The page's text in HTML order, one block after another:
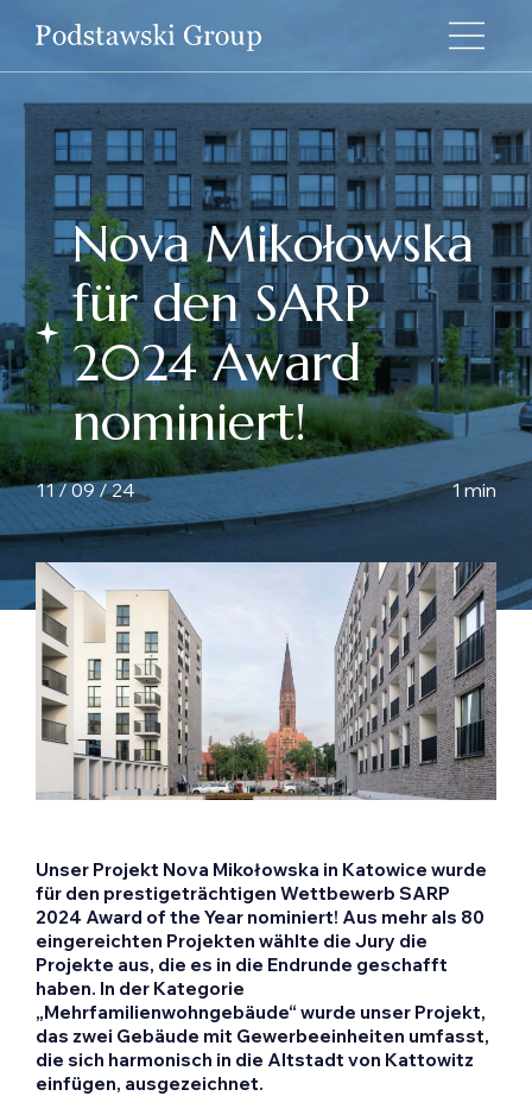
Nova Mikołowska
für den SARP
2024 Award
nominiert!
11 / 09 / 24 1 min
Unser Projekt Nova Mikołowska in Katowice wurde
für den prestigeträchtigen Wettbewerb SARP
2024 Award of the Year nominiert! Aus mehr als 80
eingereichten Projekten wählte die Jury die
Projekte aus, die es in die Endrunde geschafft
haben. In der Kategorie
„Mehrfamilienwohngebäude“ wurde unser Projekt,
das zwei Gebäude mit Gewerbeeinheiten umfasst,
die sich harmonisch in die Altstadt von Kattowitz
einfügen, ausgezeichnet.